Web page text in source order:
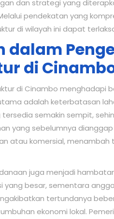
dan strategi yang
pendekatan yang
di wilayah ini dapat
dalam
di
di Cinambo menghadapi
adalah keterbatasan
semakin sempit,
yang sebelumnya
atau komersial,
juga menjadi
yang besar, sementara
tertundanya
ekonomi lokal.